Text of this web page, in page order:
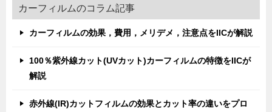
カーフィルムのコラム記事
カーフィルムの効果，費用，メリデメ，注意点をIICが解説
100％紫外線カット(UVカット)カーフィルムの特徴をIICが
解説
赤外線(IR)カットフィルムの効果とカット率の違いをプロ